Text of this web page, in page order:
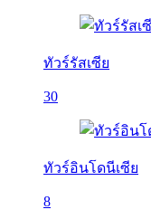
ทัวร์รัสเซีย
30
ทัวร์อินโดนีเซีย
8